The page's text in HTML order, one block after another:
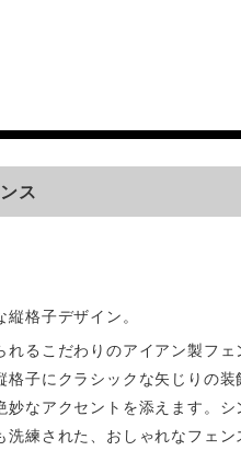
ス
縦格子デザイン。
れるこだわりのアイアン製フェ
格子にクラシックな矢じりの装
妙なアクセントを添えます。シ
洗練された、おしゃれなフェン